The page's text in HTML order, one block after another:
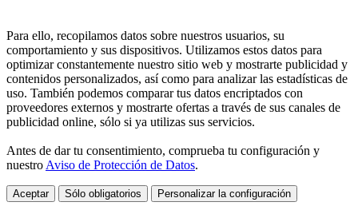
Para ello, recopilamos datos sobre nuestros usuarios, su
comportamiento y sus dispositivos. Utilizamos estos datos para
optimizar constantemente nuestro sitio web y mostrarte publicidad y
contenidos personalizados, así como para analizar las estadísticas de
uso. También podemos comparar tus datos encriptados con
proveedores externos y mostrarte ofertas a través de sus canales de
publicidad online, sólo si ya utilizas sus servicios.
Antes de dar tu consentimiento, comprueba tu configuración y
nuestro Aviso de Protección de Datos.
Aceptar Sólo obligatorios Personalizar la configuración